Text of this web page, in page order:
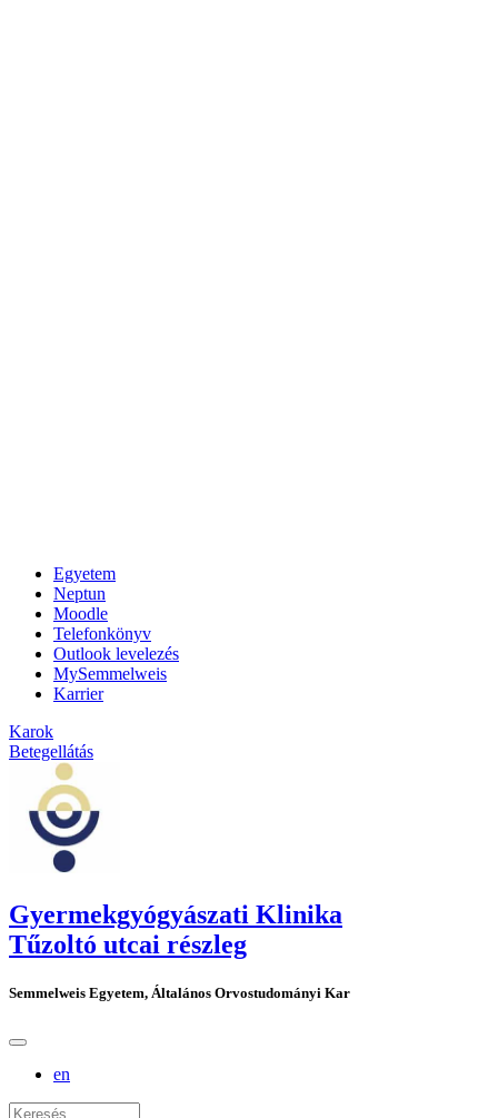
Egyetem
Neptun
Moodle
Telefonkönyv
Outlook levelezés
MySemmelweis
Karrier
Karok
Betegellátás
Gyermekgyógyászati Klinika
Tűzoltó utcai részleg
Semmelweis Egyetem, Általános Orvostudományi Kar
en